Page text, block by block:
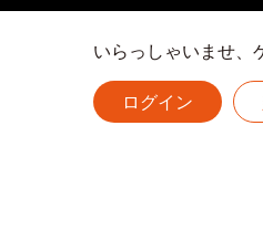
いらっしゃいませ、
ログイン